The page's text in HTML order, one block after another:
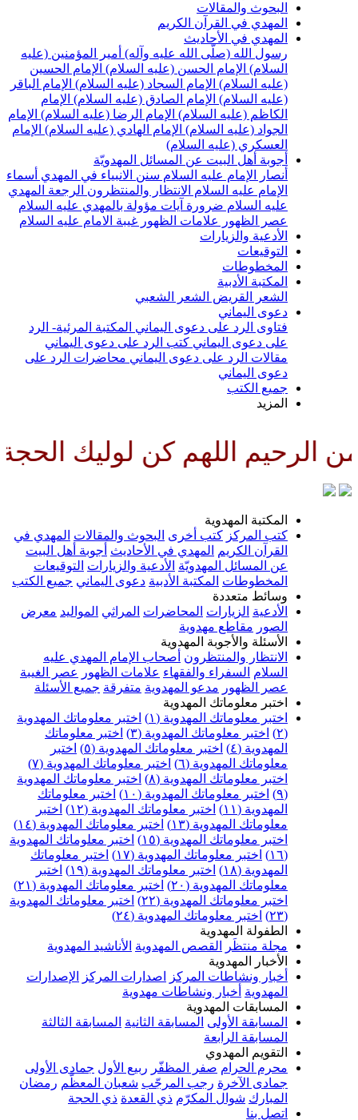
والمقالات
في القرآن الكريم
في الأحاديث
الله (صلّى الله عليه وآله) أمير المؤمنين (عليه
الإمام الحسن (عليه السلام) الإمام الحسين
الإمام السجاد (عليه السلام) الإمام الباقر
الإمام الصادق (عليه السلام) الإمام
(عليه السلام) الإمام الرضا (عليه السلام) الإمام
(عليه السلام) الإمام الهادي (عليه السلام) الإمام
(عليه السلام)
أهل البيت عن المسائل المهدويّة
الإمام عليه السلامسنن الانبياء في المهديأسماء
عليه السلامالانتظار والمنتظرونالرجعةالمهدي
السلام ضرورة آيات مؤولة بالمهدي عليه السلام
علامات الظهورغيبة الامام عليه السلام
والزيارات
الأدبية
الشعر الشعبي
اليماني
الرد على دعوى اليماني المكتبة المرئية- الرد
دعوى اليماني كتب الرد على دعوى اليماني
الرد على دعوى اليماني محاضرات الرد على
كن لوليك الحجة بن
المهدوية
كتب أخرى البحوث والمقالات المهدي في
المهدي في الأحاديث أجوبة أهل البيت
المسائل المهدويّة الأدعية والزيارات التوقيعات
المكتبة الأدبية دعوى اليماني جميع الكتب
متعددة
الزيارات المحاضرات المراثي المواليد معرض
مقاطع مهدوية
والأجوبة المهدوية
والمنتظرون أصحاب الإمام المهدي عليه
السفراء والفقهاء علامات الظهور عصر الغيبة
مدعو المهدوية متفرقة جميع الأسئلة
معلوماتك المهدوية
معلوماتك المهدوية (١)
اختبر معلوماتك المهدوية
اختبر معلوماتك المهدوية (٣)
اختبر معلوماتك
اختبر معلوماتك المهدوية (٥)
اختبر
المهدوية (٦)
اختبر معلوماتك المهدوية (٧)
معلوماتك المهدوية (٨)
اختبر معلوماتك المهدوية
اختبر معلوماتك المهدوية (١٠)
اختبر معلوماتك
اختبر معلوماتك المهدوية (١٢)
اختبر
المهدوية (١٣)
اختبر معلوماتك المهدوية (١٤)
معلوماتك المهدوية (١٥)
اختبر معلوماتك المهدوية
اختبر معلوماتك المهدوية (١٧)
اختبر معلوماتك
اختبر معلوماتك المهدوية (١٩)
اختبر
المهدوية (٢٠)
اختبر معلوماتك المهدوية (٢١)
معلوماتك المهدوية (٢٢)
اختبر معلوماتك المهدوية
اختبر معلوماتك المهدوية (٢٤)
المهدوية
منتظَر
القصص المهدوية الأناشيد المهدوية
المهدوية
ونشاطات المركز اصدارات المركز الإصدارات
أخبار ونشاطات مهدوية
المهدوية
الأولى المسابقة الثانية المسابقة الثالثة
الرابعة
المهدوي
الحرام
صفر المظفّر ربيع الأول جمادى الأولى
رجب المرجّب شعبان المعظّم رمضان
شوال المكرّم ذي القعدة ذي الحجة